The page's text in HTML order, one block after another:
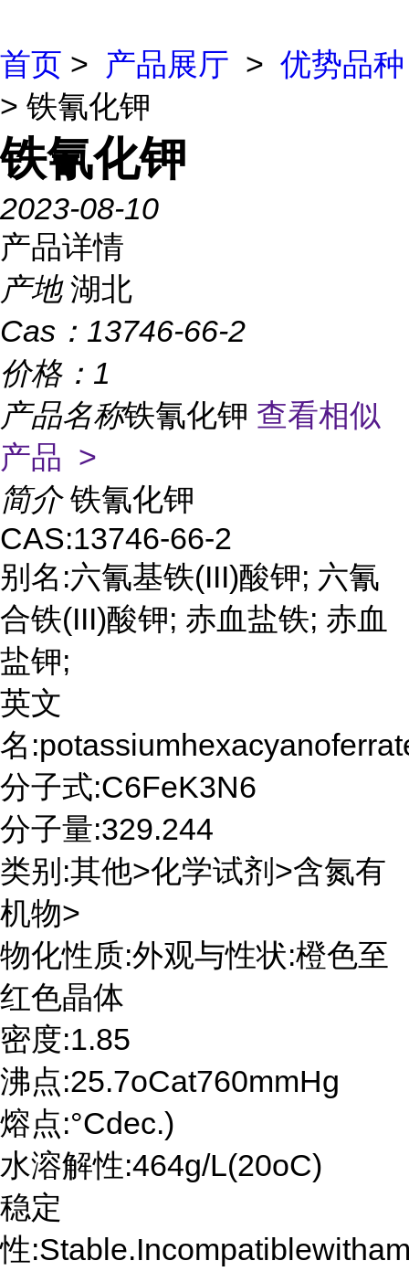
首页 > 产品展厅 > 优势品种
> 铁氰化钾
铁氰化钾
2023-08-10
产品详情
产地 湖北
Cas： 13746-66-2
价格： 1
产品名称铁氰化钾 查看相似
产品 >
简介 铁氰化钾
CAS:13746-66-2
别名:六氰基铁(III)酸钾; 六氰
合铁(III)酸钾; 赤血盐铁; 赤血
盐钾;
英文
名
分子式:C6FeK3N6
分子量:329.244
类别:其他>化学试剂>含氮有
机物>
物化性质:外观与性状:橙色至
红色晶体
密度:1.85
沸点:25.7oCat760mmHg
熔点:°Cdec.)
水溶解性:464g/L(20oC)
稳定
性